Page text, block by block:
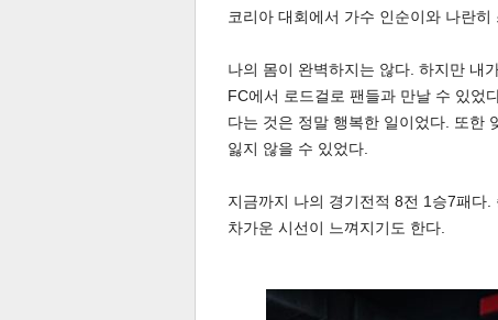
코리아 대회에서 가수 인순이와 나란
나의 몸이 완벽하지는 않다. 하지만 내
FC에서 로드걸로 팬들과 만날 수 있었
다는 것은 정말 행복한 일이었다. 또한
잃지 않을 수 있었다.
지금까지 나의 경기전적 8전 1승7패다
차가운 시선이 느껴지기도 한다.